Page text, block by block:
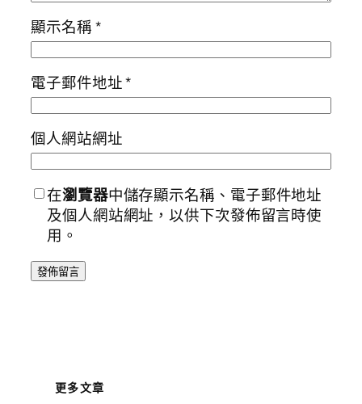
顯示名稱*
電子郵件地址*
個人網站網址
在瀏覽器中儲存顯示名稱、電子郵件地址
及個人網站網址，以供下次發佈留言時使
用。
更多文章